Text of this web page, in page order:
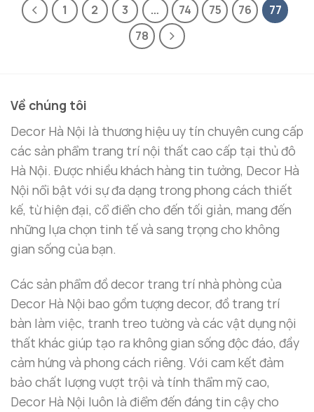
1 2 3 … 74 75 76
77
78
Về chúng tôi
Decor Hà Nội là thương hiệu uy tín chuyên cung cấp
các sản phẩm trang trí nội thất cao cấp tại thủ đô
Hà Nội. Được nhiều khách hàng tin tưởng, Decor Hà
Nội nổi bật với sự đa dạng trong phong cách thiết
kế, từ hiện đại, cổ điển cho đến tối giản, mang đến
những lựa chọn tinh tế và sang trọng cho không
gian sống của bạn.
Các sản phẩm đồ decor trang trí nhà phòng của
Decor Hà Nội bao gồm tượng decor, đồ trang trí
bàn làm việc, tranh treo tường và các vật dụng nội
thất khác giúp tạo ra không gian sống độc đáo, đầy
cảm hứng và phong cách riêng. Với cam kết đảm
bảo chất lượng vượt trội và tính thẩm mỹ cao,
Decor Hà Nội luôn là điểm đến đáng tin cậy cho